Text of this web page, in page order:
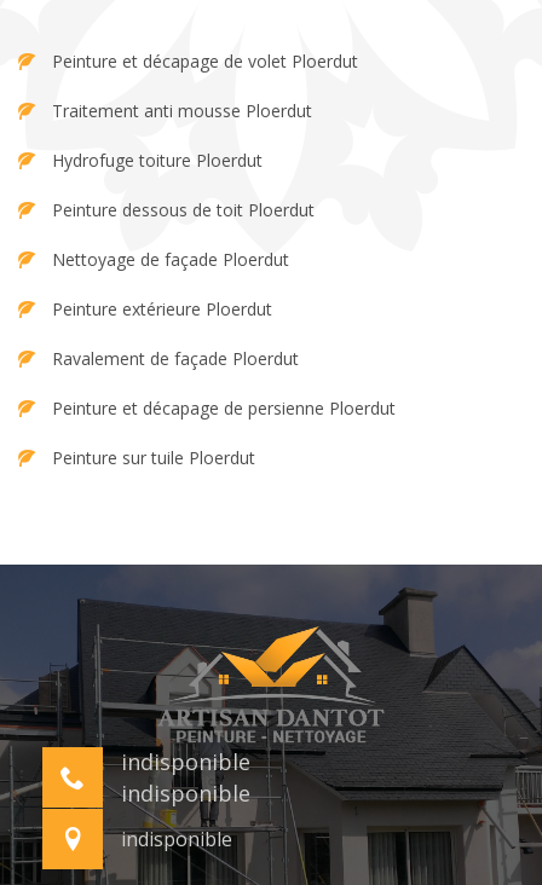
Peinture et décapage de volet Ploerdut
Traitement anti mousse Ploerdut
Hydrofuge toiture Ploerdut
Peinture dessous de toit Ploerdut
Nettoyage de façade Ploerdut
Peinture extérieure Ploerdut
Ravalement de façade Ploerdut
Peinture et décapage de persienne Ploerdut
Peinture sur tuile Ploerdut
indisponible
indisponible
indisponible